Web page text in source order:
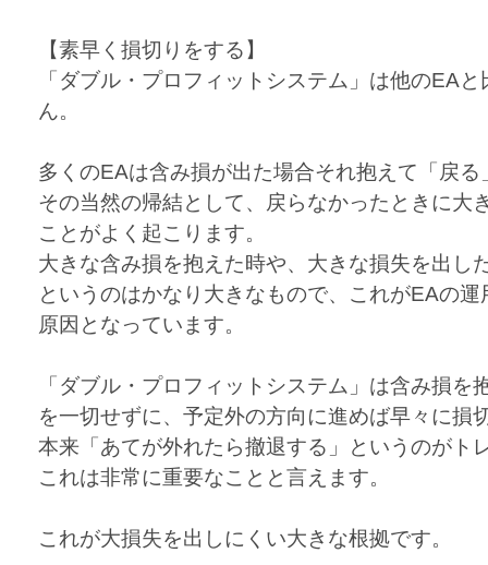
【素早く損切りをする】
「ダブル・プロフィットシステム」は他のEA
ん。
多くのEAは含み損が出た場合それ抱えて「戻る
その当然の帰結として、戻らなかったときに大
ことがよく起こります。
大きな含み損を抱えた時や、大きな損失を出し
というのはかなり大きなもので、これがEAの
原因となっています。
「ダブル・プロフィットシステム」は含み損を
を一切せずに、予定外の方向に進めば早々に損
本来「あてが外れたら撤退する」というのがト
これは非常に重要なことと言えます。
これが大損失を出しにくい大きな根拠です。